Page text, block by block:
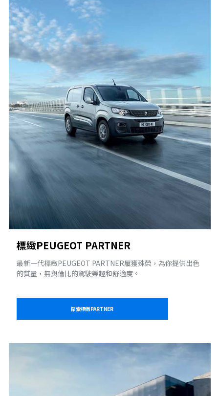
標緻PEUGEOT PARTNER
最新一代標緻PEUGEOT PARTNER屢獲殊榮，為你提供出色
的質量，無與倫比的駕駛樂趣和舒適度。
探索標緻PARTNER